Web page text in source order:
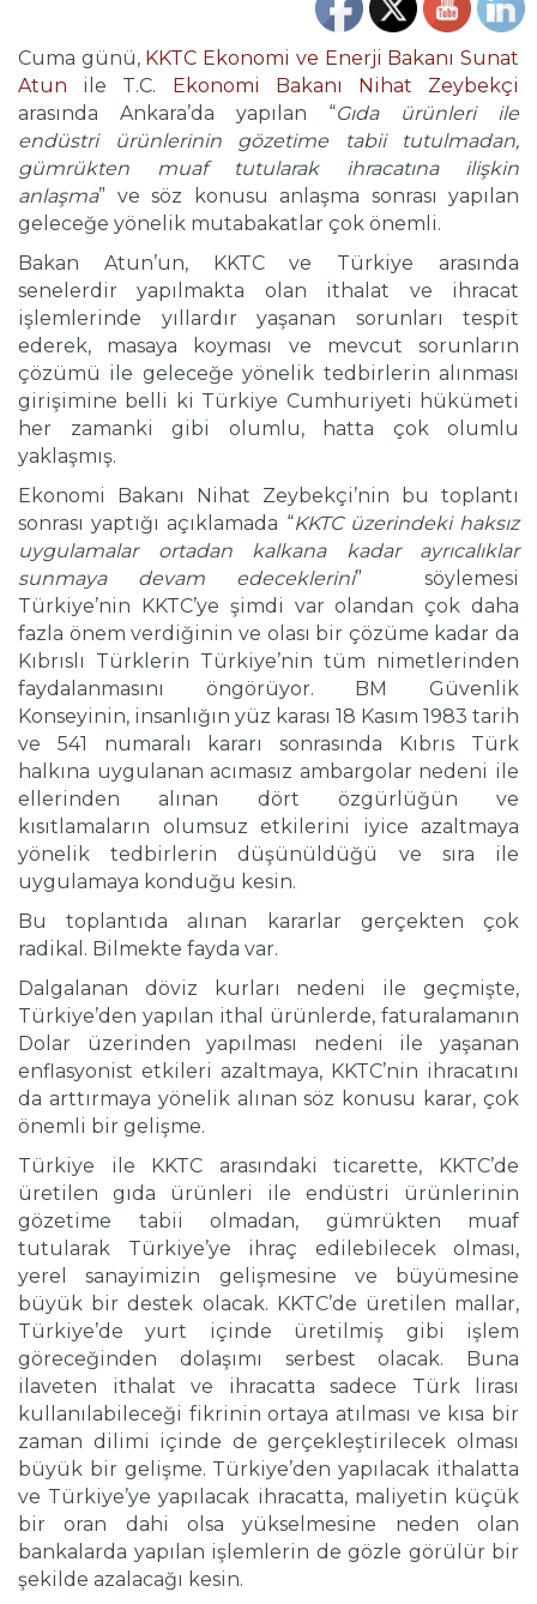
Cuma günü, KKTC Ekonomi ve Enerji Bakanı Sunat
Atun ile T.C. Ekonomi Bakanı Nihat Zeybekçi
arasında Ankara’da yapılan “Gıda ürünleri ile
endüstri ürünlerinin gözetime tabii tutulmadan,
gümrükten muaf tutularak ihracatına ilişkin
anlaşma” ve söz konusu anlaşma sonrası yapılan
geleceğe yönelik mutabakatlar çok önemli.
Bakan Atun’un, KKTC ve Türkiye arasında
senelerdir yapılmakta olan ithalat ve ihracat
işlemlerinde yıllardır yaşanan sorunları tespit
ederek, masaya koyması ve mevcut sorunların
çözümü ile geleceğe yönelik tedbirlerin alınması
girişimine belli ki Türkiye Cumhuriyeti hükümeti
her zamanki gibi olumlu, hatta çok olumlu
yaklaşmış.
Ekonomi Bakanı Nihat Zeybekçi’nin bu toplantı
sonrası yaptığı açıklamada “KKTC üzerindeki haksız
uygulamalar ortadan kalkana kadar ayrıcalıklar
sunmaya devam edeceklerini” söylemesi
Türkiye’nin KKTC’ye şimdi var olandan çok daha
fazla önem verdiğinin ve olası bir çözüme kadar da
Kıbrıslı Türklerin Türkiye’nin tüm nimetlerinden
faydalanmasını öngörüyor. BM Güvenlik
Konseyinin, insanlığın yüz karası 18 Kasım 1983 tarih
ve 541 numaralı kararı sonrasında Kıbrıs Türk
halkına uygulanan acımasız ambargolar nedeni ile
ellerinden alınan dört özgürlüğün ve
kısıtlamaların olumsuz etkilerini iyice azaltmaya
yönelik tedbirlerin düşünüldüğü ve sıra ile
uygulamaya konduğu kesin.
Bu toplantıda alınan kararlar gerçekten çok
radikal. Bilmekte fayda var.
Dalgalanan döviz kurları nedeni ile geçmişte,
Türkiye’den yapılan ithal ürünlerde, faturalamanın
Dolar üzerinden yapılması nedeni ile yaşanan
enflasyonist etkileri azaltmaya, KKTC’nin ihracatını
da arttırmaya yönelik alınan söz konusu karar, çok
önemli bir gelişme.
Türkiye ile KKTC arasındaki ticarette, KKTC’de
üretilen gıda ürünleri ile endüstri ürünlerinin
gözetime tabii olmadan, gümrükten muaf
tutularak Türkiye’ye ihraç edilebilecek olması,
yerel sanayimizin gelişmesine ve büyümesine
büyük bir destek olacak. KKTC’de üretilen mallar,
Türkiye’de yurt içinde üretilmiş gibi işlem
göreceğinden dolaşımı serbest olacak. Buna
ilaveten ithalat ve ihracatta sadece Türk lirası
kullanılabileceği fikrinin ortaya atılması ve kısa bir
zaman dilimi içinde de gerçekleştirilecek olması
büyük bir gelişme. Türkiye’den yapılacak ithalatta
ve Türkiye’ye yapılacak ihracatta, maliyetin küçük
bir oran dahi olsa yükselmesine neden olan
bankalarda yapılan işlemlerin de gözle görülür bir
şekilde azalacağı kesin.